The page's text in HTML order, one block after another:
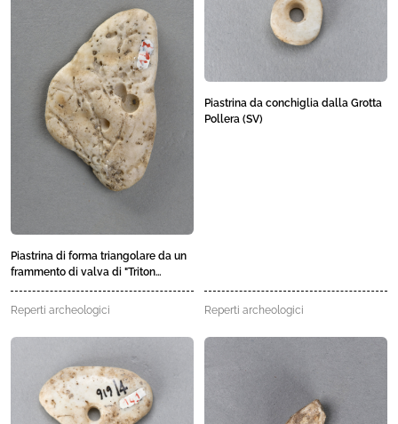
Piastrina di forma triangolare da un
frammento di valva di "Triton
nodiferum" dalla Grotta Pollera (SV)
Reperti archeologici
Piastrina da conchiglia dalla Grotta
Pollera (SV)
Reperti archeologici